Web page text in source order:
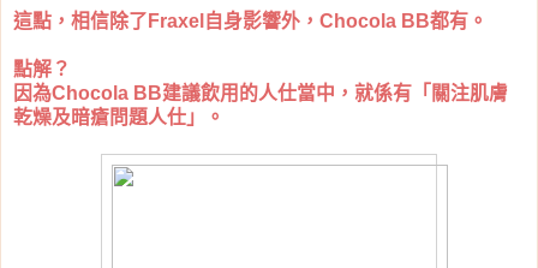
這點，相信除了Fraxel自身影響外，Chocola BB都有。
點解？
因為Chocola BB建議飲用的人仕當中，就係有「關注肌膚
乾燥及暗瘡問題人仕」。